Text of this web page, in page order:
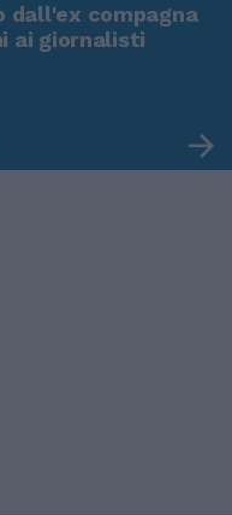
dall'ex compagna
ai giornalisti